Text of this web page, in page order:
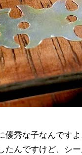
秀な子なんですよ
たんですけど、シ